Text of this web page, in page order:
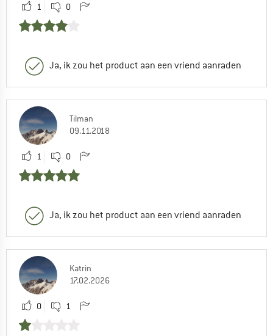
1 0
Ja, ik zou het product aan een vriend aanraden
Tilman
09.11.2018
1 0
Ja, ik zou het product aan een vriend aanraden
Katrin
17.02.2026
0 1